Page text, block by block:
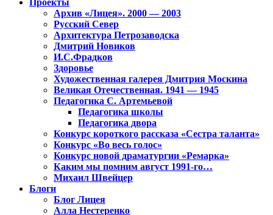
Проекты
Архив «Лицея». 2000 — 2003
Русский Север
Архитектура Петрозаводска
Дмитрий Новиков
И.С.Фрадков
Здоровье
Художественная галерея Дмитрия Москина
Великая Отечественная. 1941 — 1945
Педагогика С. Артемьевой
Педагогика школы
Педагогика двора
Конкурс короткого рассказа «Сестра таланта»
Конкурс «Во весь голос»
Конкурс новой драматургии «Ремарка»
Каким мы помним август 1991-го…
Михаил Швейцер
Блоги
Блог Лицея
Алла Нестеренко